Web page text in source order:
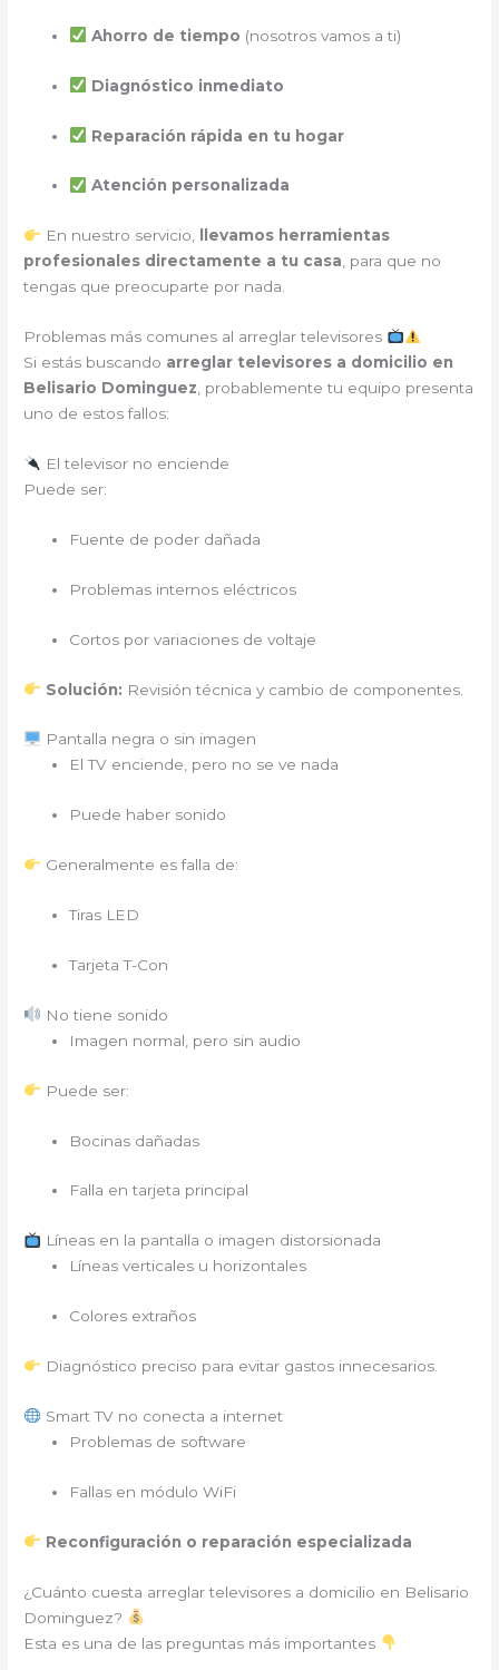
Ahorro de tiempo (nosotros vamos a ti)
Diagnóstico inmediato
Reparación rápida en tu hogar
Atención personalizada
En nuestro servicio,
llevamos herramientas
profesionales directamente a tu casa, para que no
tengas que preocuparte por nada.
Problemas más comunes al arreglar televisores
Si estás buscando arreglar televisores a domicilio en
Belisario Dominguez , probablemente tu equipo presenta
uno de estos fallos:
El televisor no enciende
Puede ser:
Fuente de poder dañada
Problemas internos eléctricos
Cortos por variaciones de voltaje
Solución: Revisión técnica y cambio de componentes.
Pantalla negra o sin imagen
El TV enciende, pero no se ve nada
Puede haber sonido
Generalmente es falla de:
Tiras LED
Tarjeta T-Con
No tiene sonido
Imagen normal, pero sin audio
Puede ser:
Bocinas dañadas
Falla en tarjeta principal
Líneas en la pantalla o imagen distorsionada
Líneas verticales u horizontales
Colores extraños
Diagnóstico preciso para evitar gastos innecesarios.
Smart TV no conecta a internet
Problemas de software
Fallas en módulo WiFi
Reconfiguración o reparación especializada
¿Cuánto cuesta arreglar televisores a domicilio en Belisario
Dominguez?
Esta es una de las preguntas más importantes